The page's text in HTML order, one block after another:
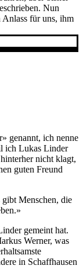
Nun
Anlass für uns, ihm
genannt, ich nenne
ich Lukas Linder
nicht klagt,
guten Freund
Menschen, die
gemeint hat.
Werner, was
in Schaffhausen